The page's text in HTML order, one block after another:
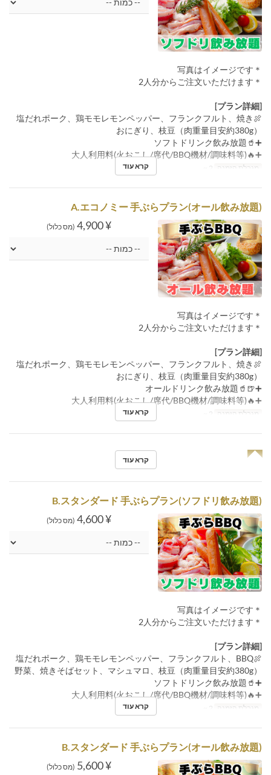
＊写真はイメージです
＊2人分からご注文いただけます
[プラン詳細]
🍖塩だれポーク、鶏モモレモンペッパー、フランクフルト、焼き
おにぎり、枝豆（肉重量目安約380g）
➕🥤ソフトドリンク飲み放題
➕🔥大人利用料(火おこし/席代/BBQ機材/調味料等)
מגבלת הזמנה קרא עוד
A.エコノミー 手ぶらプラン(オール飲み放題)
¥ 4,900 (מס כלול)
＊写真はイメージです
＊2人分からご注文いただけます
[プラン詳細]
🍖塩だれポーク、鶏モモレモンペッパー、フランクフルト、焼き
おにぎり、枝豆（肉重量目安約380g）
➕🍺🥤オールドリンク飲み放題
➕🔥大人利用料(火おこし/席代/BBQ機材/調味料等)
מגבלת הזמנה קרא עוד
◥◤
קרא עוד
B.スタンダード 手ぶらプラン(ソフドリ飲み放題)
¥ 4,600 (מס כלול)
＊写真はイメージです
＊2人分からご注文いただけます
[プラン詳細]
🍖塩だれポーク、鶏モモレモンペッパー、フランクフルト、BBQ
野菜、焼きそばセット、マシュマロ、枝豆（肉重量目安約380g）
➕🥤ソフトドリンク飲み放題
➕🔥大人利用料(火おこし/席代/BBQ機材/調味料等)
מגבלת הזמנה קרא עוד
B.スタンダード 手ぶらプラン(オール飲み放題)
¥ 5,600 (מס כלול)